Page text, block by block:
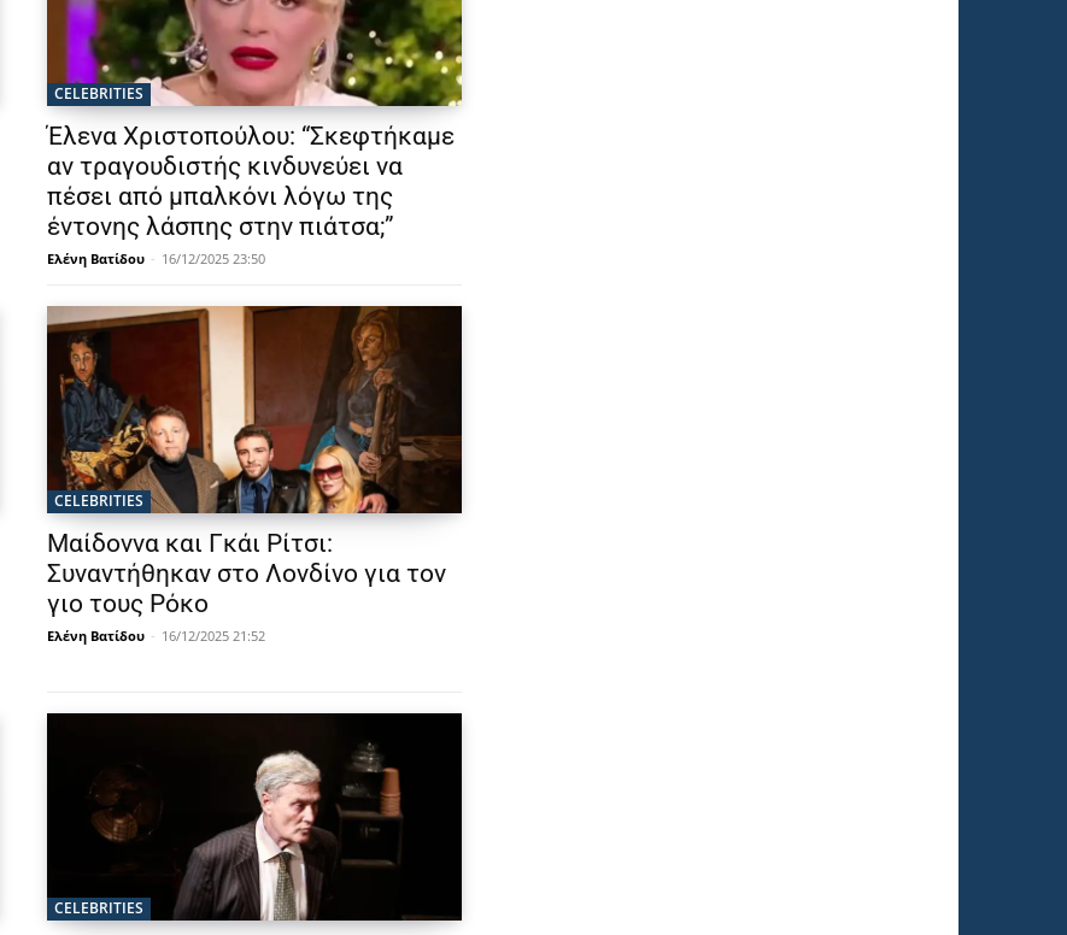
CELEBRITIES
Έλενα Χριστοπούλου: “Σκεφτήκαμε
αν τραγουδιστής κινδυνεύει να
πέσει από μπαλκόνι λόγω της
έντονης λάσπης στην πιάτσα;”
Ελένη Βατίδου - 16/12/2025 23:50
CELEBRITIES
Μαίδοννα και Γκάι Ρίτσι:
Συναντήθηκαν στο Λονδίνο για τον
γιο τους Ρόκο
Ελένη Βατίδου - 16/12/2025 21:52
CELEBRITIES